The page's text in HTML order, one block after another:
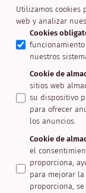
Utilizamos cookies
web y analizar
Cookies
nuestros
Cookie de
sitios web
su dispositivo
para ofrecer
los anuncios.
Cookie de
el
proporciona,
para mejorar
proporciona,